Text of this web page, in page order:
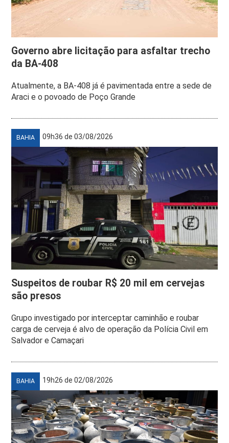
Governo abre licitação para asfaltar trecho
da BA-408
Atualmente, a BA-408 já é pavimentada entre a sede de
Araci e o povoado de Poço Grande
BAHIA 09h36 de 03/08/2026
Suspeitos de roubar R$ 20 mil em cervejas
são presos
Grupo investigado por interceptar caminhão e roubar
carga de cerveja é alvo de operação da Polícia Civil em
Salvador e Camaçari
BAHIA 19h26 de 02/08/2026